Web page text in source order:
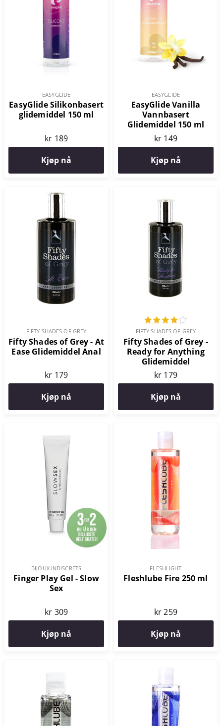
EASYGLIDE
EasyGlide Silikonbasert
glidemiddel 150 ml
kr 189
Kjøp nå
EASYGLIDE
EasyGlide Vanilla
Vannbasert
Glidemiddel 150 ml
kr 149
Kjøp nå
FIFTY SHADES OF GREY
Fifty Shades of Grey - At
Ease Glidemiddel Anal
kr 179
Kjøp nå
FIFTY SHADES OF GREY
Fifty Shades of Grey -
Ready for Anything
Glidemiddel
kr 179
Kjøp nå
BIJOUX INDISCRETS
Finger Play Gel - Slow
Sex
kr 309
Kjøp nå
FLESHLIGHT
Fleshlube Fire 250 ml
kr 259
Kjøp nå